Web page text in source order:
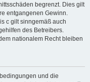
begrenzt. Dies gilt
entgangenen Gewinn.
c gilt sinngemäß auch
des Betreibers.
nationalem Recht bleiben
und die